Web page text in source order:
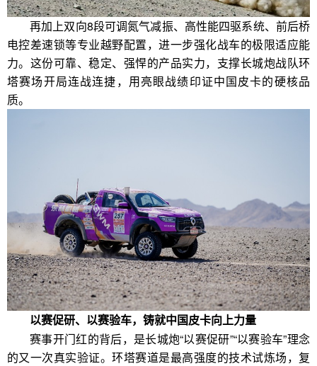
再加上双向8段可调氮气减振、高性能四驱系统、前后桥
电控差速锁等专业越野配置，进一步强化战车的极限适应能
力。这份可靠、稳定、强悍的产品实力，支撑长城炮战队环
塔赛场开局连战连捷，用亮眼战绩印证中国皮卡的硬核品
质。
以赛促研、以赛验车， 铸就中国皮卡向上力量
赛事开门红的背后，是长城炮“以赛促研”“以赛验车”理念
的又一次真实验证。环塔赛道是最高强度的技术试炼场，复